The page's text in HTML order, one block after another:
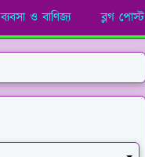
ব্যবসা ও বাণিজ্য ব্লগ পোস্ট